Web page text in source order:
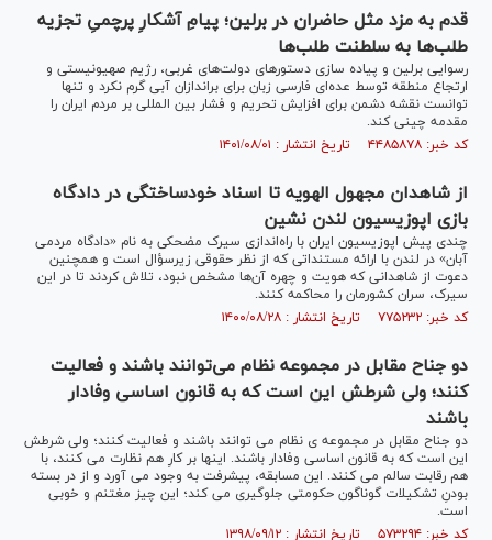
قدم به مزد مثل حاضران در برلین؛ پیامِ آشکارِ پرچمیِ تجزیه
طلب‌ها به سلطنت طلب‌ها
رسوایی برلین و پیاده سازی دستورهای دولت‌های غربی، رژیم صهیونیستی و
ارتجاع منطقه‌ توسط عده‌ای فارسی زبان برای براندازان آبی گرم نکرد و تنها
توانست نقشه دشمن برای افزایش تحریم و فشار بین المللی بر مردم ایران را
مقدمه چینی کند.
کد خبر: ۴۴۸۵۸۷۸ تاریخ انتشار : ۱۴۰۱/۰۸/۰۱
از شاهدان مجهول الهویه تا اسناد خودساختگی در دادگاه
بازی اپوزیسیون لندن نشین
چندی پیش اپوزیسیون ایران با راه‌اندازی سیرک مضحکی به نام «دادگاه مردمی
آبان» در لندن با ارائه مستنداتی که از نظر حقوقی زیرسؤال است و همچنین
دعوت از شاهدانی که هویت و چهره آن‌ها مشخص نبود، تلاش کردند تا در این
سیرک، سران کشورمان را محاکمه کنند.
کد خبر: ۷۷۵۲۳۲ تاریخ انتشار : ۱۴۰۰/۰۸/۲۸
دو جناح مقابل در مجموعه نظام می‌توانند باشند و فعالیت
کنند؛ ولی شرطش این است که به قانون اساسی وفادار
باشند
دو جناح مقابل در مجموعه ی نظام می توانند باشند و فعالیت کنند؛ ولی شرطش
این است که به قانون اساسی وفادار باشند. اینها بر کارِ هم نظارت می کنند، با
هم رقابت سالم می کنند. این مسابقه، پیشرفت به وجود می آورد و از در بسته
بودنِ تشکیلات گوناگون حکومتی جلوگیری می کند؛ این چیز مغتنم و خوبی
است.
کد خبر: ۵۷۳۲۹۴ تاریخ انتشار : ۱۳۹۸/۰۹/۱۲